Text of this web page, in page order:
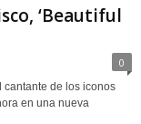
‘Beautiful
0
cantante de los iconos
en una nueva